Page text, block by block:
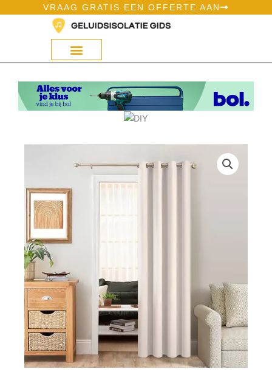
VRAAG GRATIS EEN OFFERTE AAN